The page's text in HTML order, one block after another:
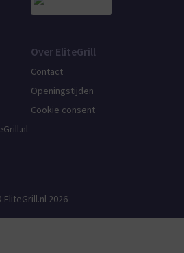
Over EliteGrill
Contact
Openingstijden
Cookie consent
EliteGrill.nl 2026